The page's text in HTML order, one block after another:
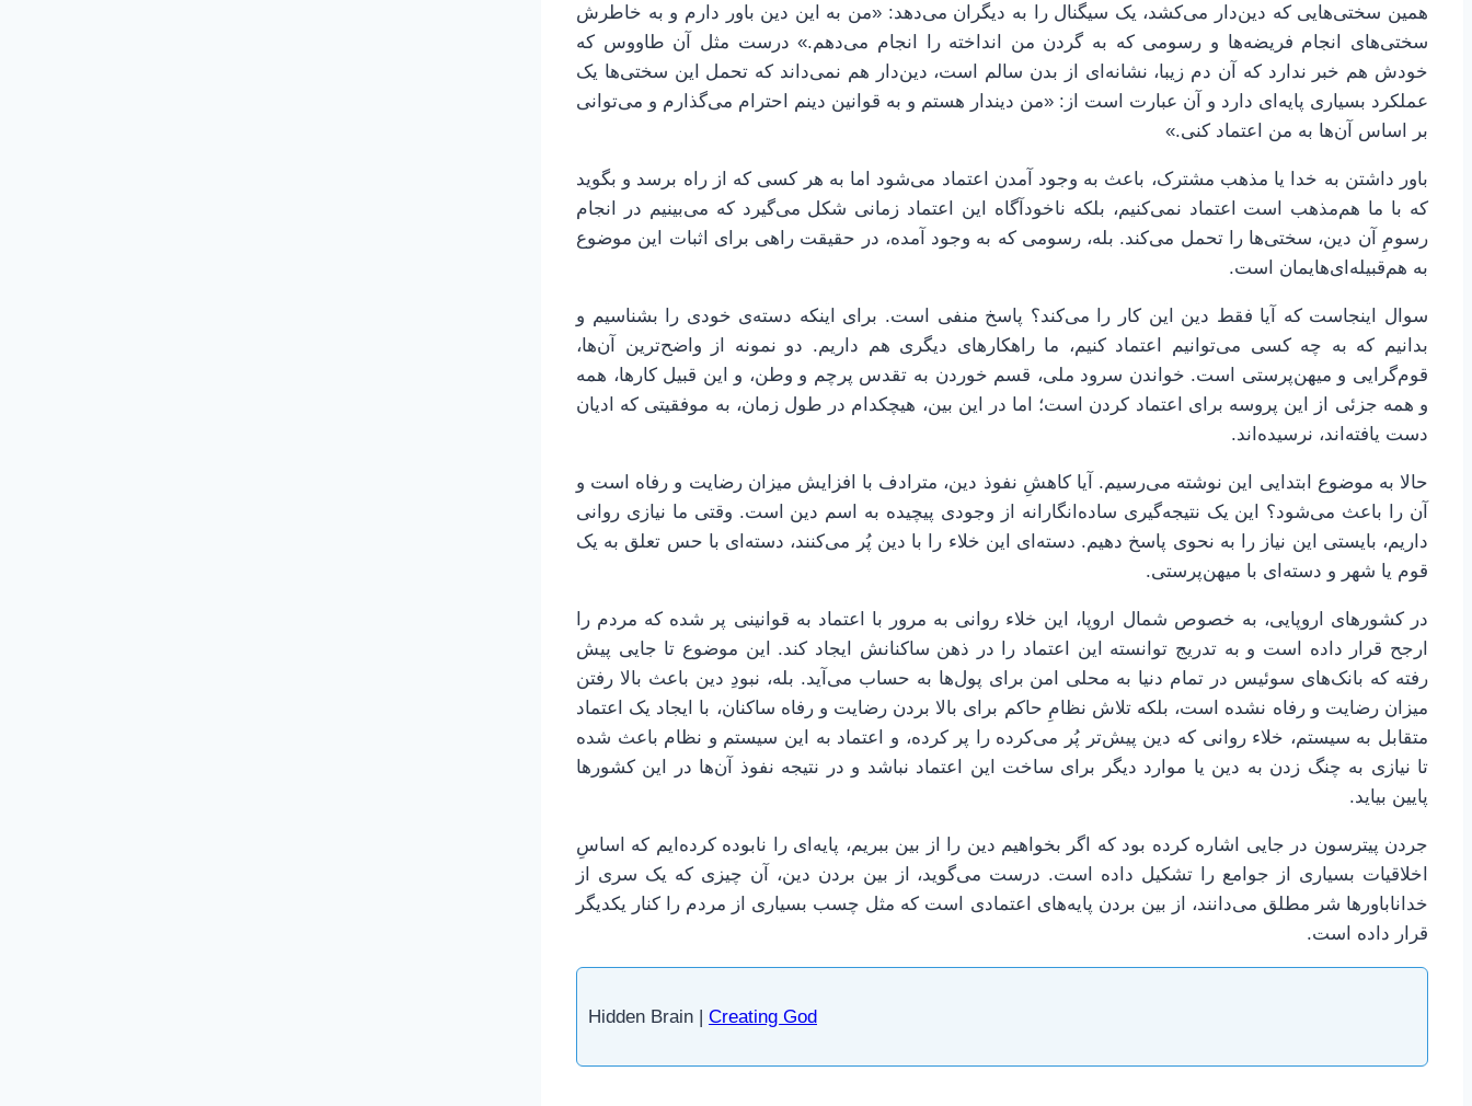
همین سختی‌هایی که دین‌دار می‌کشد، یک سیگنال را به دیگران می‌دهد: «من به این دین باور دارم و به خاطرش
سختی‌های انجام فریضه‌ها و رسومی که به گردن من انداخته را انجام می‌دهم.» درست مثل آن طاووس که
خودش هم خبر ندارد که آن دم زیبا، نشانه‌ای از بدن سالم است، دین‌دار هم نمی‌داند که تحمل این سختی‌ها یک
عملکرد بسیاری پایه‌ای دارد و آن عبارت است از: «من دیندار هستم و به قوانین دینم احترام می‌گذارم و می‌توانی
بر اساس آن‌ها به من اعتماد کنی.»
باور داشتن به خدا یا مذهب مشترک، باعث به وجود آمدن اعتماد می‌شود اما به هر کسی که از راه برسد و بگوید
که با ما هم‌مذهب است اعتماد نمی‌کنیم، بلکه ناخودآگاه این اعتماد زمانی شکل می‌گیرد که می‌بینیم در انجام
رسومِ آن دین، سختی‌ها را تحمل می‌کند. بله، رسومی که به وجود آمده، در حقیقت راهی برای اثبات این موضوع
به هم‌قبیله‌ای‌هایمان است.
سوال اینجاست که آیا فقط دین این کار را می‌کند؟ پاسخ منفی است. برای اینکه دسته‌ی خودی را بشناسیم و
بدانیم که به چه کسی می‌توانیم اعتماد کنیم، ما راهکارهای دیگری هم داریم. دو نمونه از واضح‌ترین آن‌ها،
قوم‌گرایی و میهن‌پرستی است. خواندن سرود ملی، قسم خوردن به تقدس پرچم و وطن، و این قبیل کارها، همه
و همه جزئی از این پروسه برای اعتماد کردن است؛ اما در این بین، هیچکدام در طول زمان، به موفقیتی که ادیان
دست یافته‌اند، نرسیده‌اند.
حالا به موضوع ابتدایی این نوشته می‌رسیم. آیا کاهشِ نفوذ دین، مترادف با افزایش میزان رضایت و رفاه است و
آن را باعث می‌شود؟ این یک نتیجه‌گیری ساده‌انگارانه از وجودی پیچیده به اسم دین است. وقتی ما نیازی روانی
داریم، بایستی این نیاز را به نحوی پاسخ دهیم. دسته‌ای این خلاء را با دین پُر می‌کنند، دسته‌ای با حس تعلق به یک
قوم یا شهر و دسته‌ای با میهن‌پرستی.
در کشورهای اروپایی، به خصوص شمال اروپا، این خلاء روانی به مرور با اعتماد به قوانینی پر شده که مردم را
ارجح قرار داده است و به تدریج توانسته این اعتماد را در ذهن ساکنانش ایجاد کند. این موضوع تا جایی پیش
رفته که بانک‌های سوئیس در تمام دنیا به محلی امن برای پول‌ها به حساب می‌آید. بله، نبودِ دین باعث بالا رفتن
میزان رضایت و رفاه نشده است، بلکه تلاش نظامِ حاکم برای بالا بردن رضایت و رفاه ساکنان، با ایجاد یک اعتماد
متقابل به سیستم، خلاء روانی که دین پیش‌تر پُر می‌کرده را پر کرده، و اعتماد به این سیستم و نظام باعث شده
تا نیازی به چنگ زدن به دین یا موارد دیگر برای ساخت این اعتماد نباشد و در نتیجه نفوذ آن‌ها در این کشورها
پایین بیاید.
جردن پیترسون در جایی اشاره کرده بود که اگر بخواهیم دین را از بین ببریم، پایه‌ای را نابوده کرده‌ایم که اساسِ
اخلاقیات بسیاری از جوامع را تشکیل داده است. درست می‌گوید، از بین بردن دین، آن چیزی که یک سری از
خداناباورها شر مطلق می‌دانند، از بین بردن پایه‌های اعتمادی است که مثل چسب بسیاری از مردم را کنار یکدیگر
قرار داده است.
Hidden Brain | Creating God